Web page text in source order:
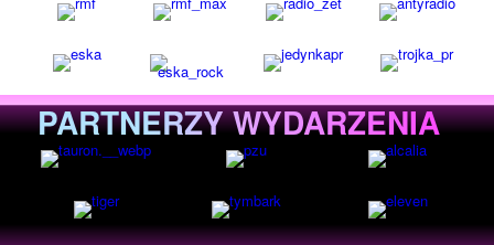
PARTNERZY WYDARZENIA